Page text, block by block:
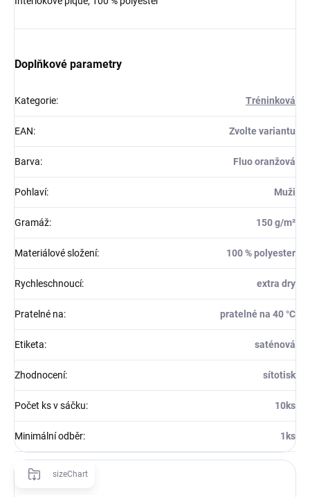
Doplňkové parametry
Kategorie: Tréninková
EAN: Zvolte variantu
Barva: Fluo oranžová
Pohlaví: Muži
Gramáž: 150 g/m²
Materiálové složení: 100 % polyester
Rychleschnoucí: extra dry
Pratelné na: pratelné na 40 °C
Etiketa: saténová
Zhodnocení: sítotisk
Počet ks v sáčku: 10ks
Minimální odběr: 1ks
sizeChart